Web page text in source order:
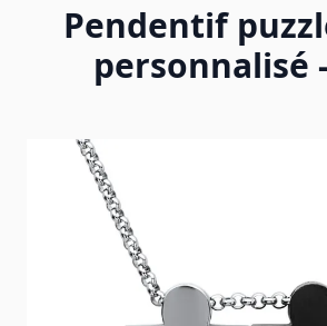
Pendentif
personnalisé